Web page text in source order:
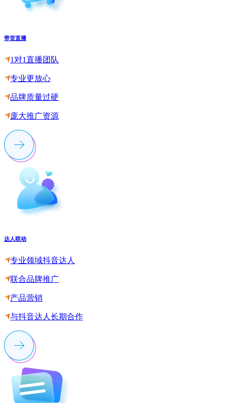
带货直播
1对1直播团队
专业更放心
品牌质量过硬
庞大推广资源
达人联动
专业领域抖音达人
联合品牌推广
产品营销
与抖音达人长期合作